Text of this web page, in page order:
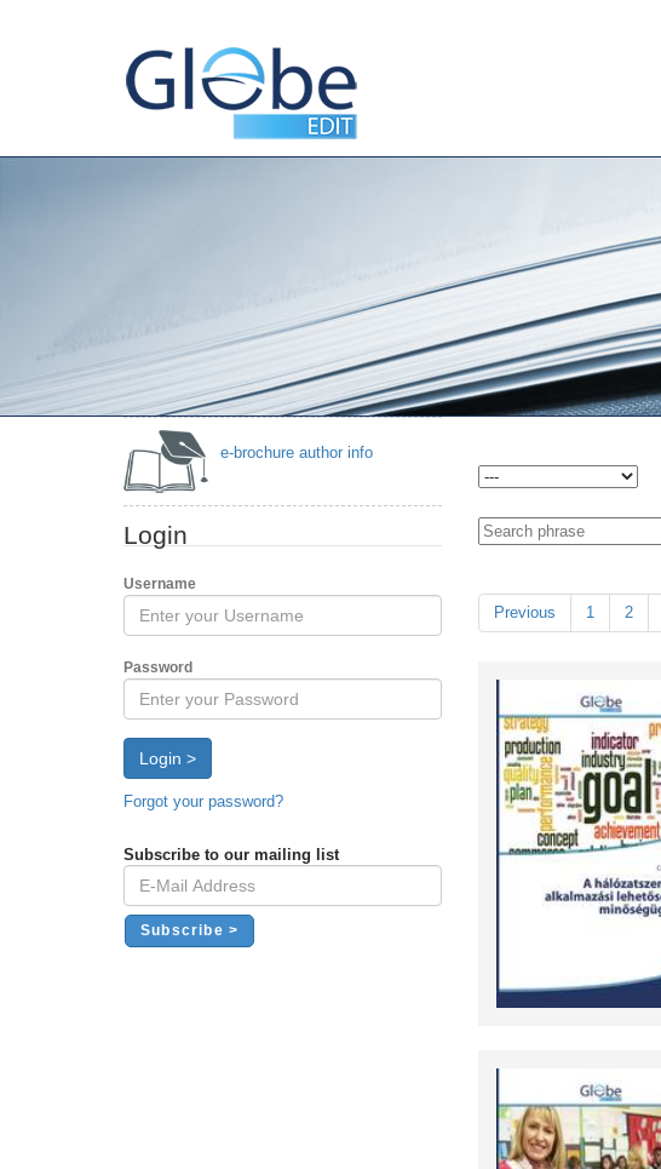
e-brochure author info
Login
Username
Password
Login >
Forgot your password?
Subscribe to our mailing list
Previous 1 2